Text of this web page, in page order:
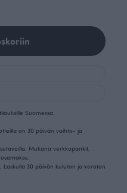
Suomessa.
on 30 päivän vaihto- ja
Mukana verkkopankit,
30 päivän kuluton ja koroton